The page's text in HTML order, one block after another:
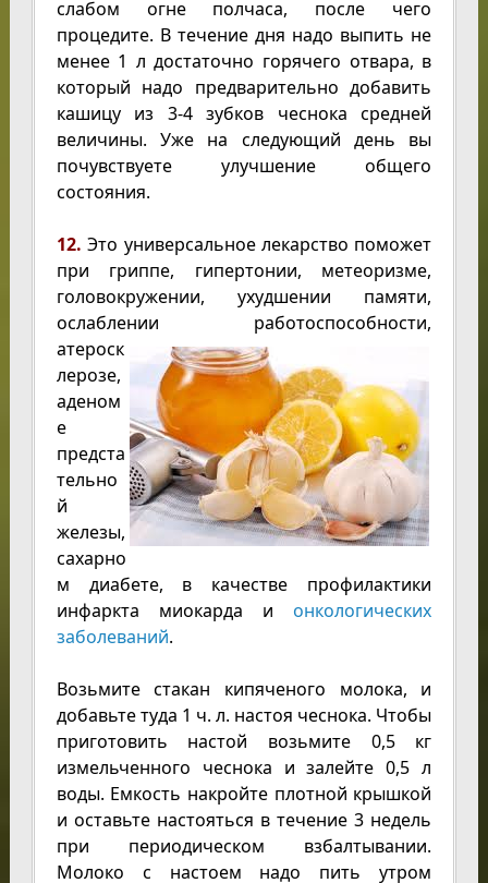
слабом огне полчаса, после чего
процедите. В течение дня надо выпить не
менее 1 л достаточно горячего отвара, в
который надо предварительно добавить
кашицу из 3-4 зубков чеснока средней
величины. Уже на следующий день вы
почувствуете улучшение общего
состояния.
12. Это универсальное лекарство поможет
при гриппе, гипертонии, метеоризме,
головокружении, ухудшении памяти,
ослаблении работоспособности,
атероск
лерозе,
аденом
е
предста
тельно
й
железы,
сахарно
м диабете, в качестве профилактики
инфаркта миокарда ионкологических
заболеваний.
Возьмите стакан кипяченого молока, и
добавьте туда 1 ч. л. настоя чеснока. Чтобы
приготовить настой возьмите 0,5 кг
измельченного чеснока и залейте 0,5 л
воды. Емкость накройте плотной крышкой
и оставьте настояться в течение 3 недель
при периодическом взбалтывании.
Молоко с настоем надо пить утром